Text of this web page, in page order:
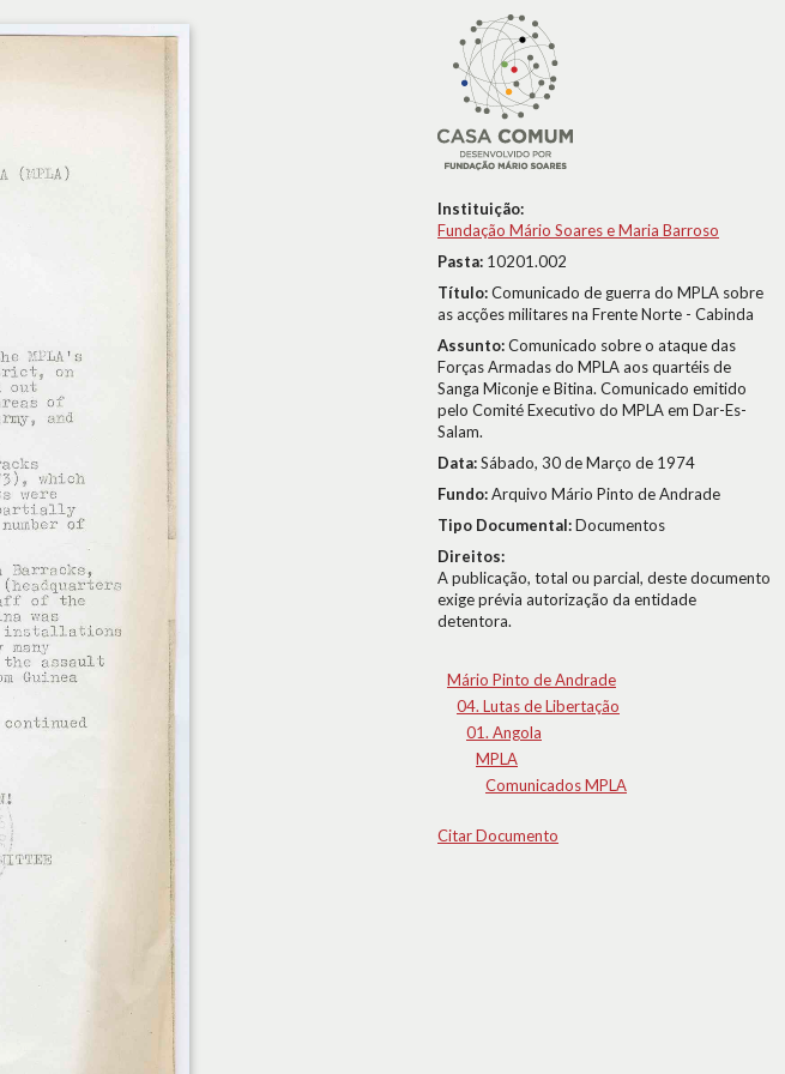
Instituição:
Fundação Mário Soares e Maria Barroso
Pasta: 10201.002
Título:Comunicado de guerra do MPLA sobre
as acções militares na Frente Norte - Cabinda
Assunto:Comunicado sobre o ataque das
Forças Armadas do MPLA aos quartéis de
Sanga Miconje e Bitina. Comunicado emitido
pelo Comité Executivo do MPLA em Dar-Es-
Salam.
Data:Sábado, 30 de Março de 1974
Fundo:Arquivo Mário Pinto de Andrade
Tipo Documental:Documentos
Direitos:
A publicação, total ou parcial, deste documento
exige prévia autorização da entidade
detentora.
Mário Pinto de Andrade
04. Lutas de Libertação
01. Angola
MPLA
Comunicados MPLA
Citar Documento